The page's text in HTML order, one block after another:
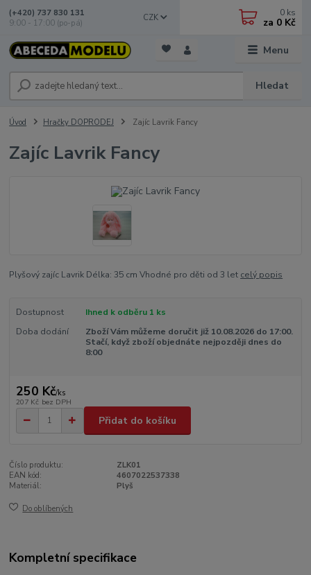
Menu
CZK
Hledat
(+420) 737 830 131
9:00 - 17:00 (po-pá)
0 ks
za 0 Kč
Úvod Hračky DOPRODEJ Zajíc Lavrik Fancy
Zajíc Lavrik Fancy
Plyšový zajíc Lavrik Délka: 35 cm Vhodné pro děti od 3 let celý popis
Dostupnost
Ihned k odběru 1 ks
Doba dodání
Zboží Vám můžeme doručit již 10.08.2026 do 17:00.
Stačí, když zboží objednáte nejpozději dnes do
8:00
250 Kč/ks
207 Kč bez DPH
Přidat do košíku
Číslo produktu:
ZLK01
EAN kód:
4607022537338
Materiál:
Plyš
Do oblíbených
Kompletní specifikace